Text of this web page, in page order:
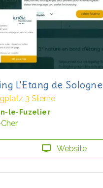
L'Etang de Sologne
3 Sterne
le-Fuzelier
Website